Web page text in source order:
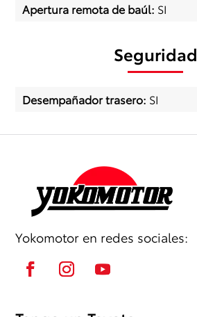
Apertura remota de baúl: SI
Seguridad
Desempañador trasero: SI
Yokomotor en redes sociales: